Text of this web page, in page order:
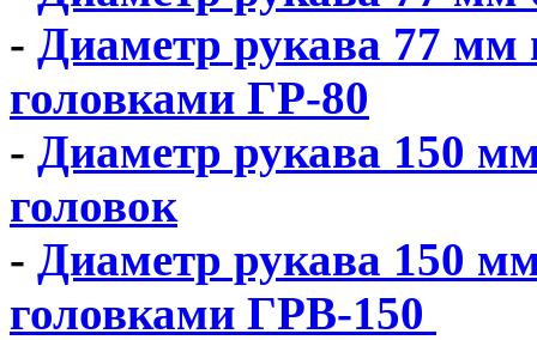
- Диаметр рукава 77 мм
головками ГР-80
- Диаметр рукава 150
головок
- Диаметр рукава 150
головками ГРВ-150